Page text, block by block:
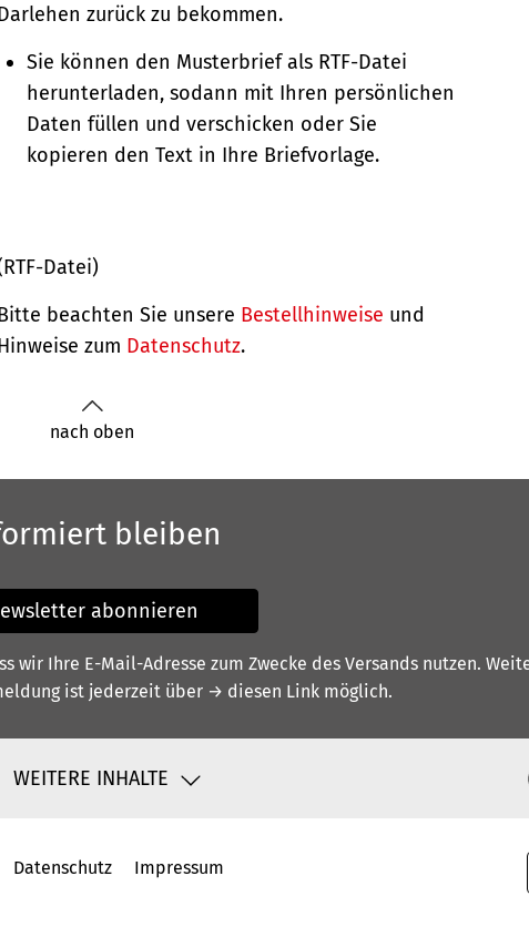
zurück zu bekommen.
Sie können den Musterbrief als RTF-Datei
herunterladen, sodann mit Ihren persönlichen
Daten füllen und verschicken oder Sie
kopieren den Text in Ihre Briefvorlage.
Datei)
beachten Sie unsere Bestellhinweise und
zum Datenschutz.
nach oben
bleiben
abonnieren
Ihre E-Mail-Adresse zum Zwecke des Versands nutzen.
ist jederzeit über → diesen Link möglich.
WEITERE INHALTE
Datenschutz Impressum